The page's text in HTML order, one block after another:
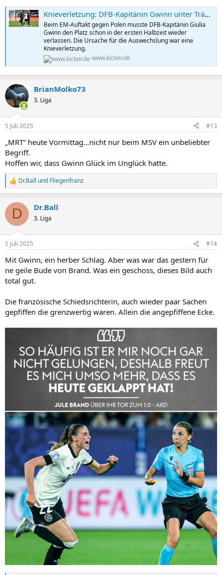
Knieverletzung: DFB-Kapitänin Gwinn unter Tränen ausgewechselt
Beim EM-Auftakt gegen Polen musste DFB-Kapitänin Giulia
Gwinn den Platz schon in der ersten Halbzeit wieder
verlassen. Die Ursache für die Auswechslung war eine
Knieverletzung.
www.kicker.de
BrianMolko73
3. Liga
5 Juli 2025 #13
„MRT“ heute Vormittag…nicht nur beim MSV ein unbeliebter
Begriff.
Hoffen wir, dass Gwinn Glück im Unglück hatte.
R
e
k
i
e
:
Dr.Ball und Fliegenfranz
D Dr.Ball
3. Liga
5 Juli 2025 #14
Mit Gwinn, ein herber Schlag. Aber was war das gestern für
ne geile Bude von Brand. Was ein geschoss, dieses Bild auch
total gut.
Die französische Schiedsrichterin, auch wieder paar Sachen
gepfiffen die grenzwertig waren. Allein die angepfiffene Ecke.